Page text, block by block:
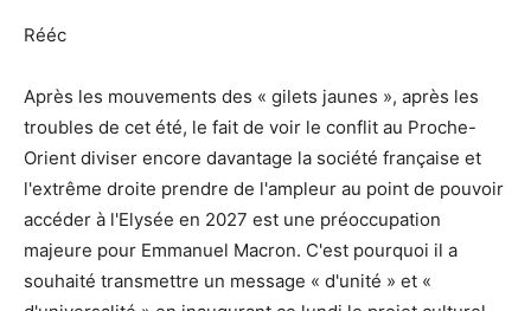
Rééc
Après les mouvements des « gilets jaunes », après les
troubles de cet été, le fait de voir le conflit au Proche-
Orient diviser encore davantage la société française et
l'extrême droite prendre de l'ampleur au point de pouvoir
accéder à l'Elysée en 2027 est une préoccupation
majeure pour Emmanuel Macron. C'est pourquoi il a
souhaité transmettre un message « d'unité » et «